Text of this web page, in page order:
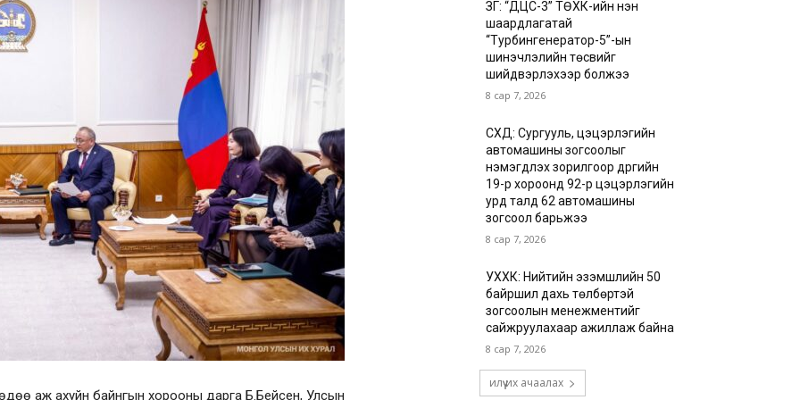
аж ахуйн байнгын хорооны дарга Б.Бейсен, Улсын
ЗГ: “ДЦС-3” ТӨХК-ийн нэн
шаардлагатай
“Турбингенератор-5”-ын
шинэчлэлийн төсвийг
шийдвэрлэхээр болжээ
8 сар 7, 2026
СХД: Сургууль, цэцэрлэгийн
автомашины зогсоолыг
нэмэгдүүлэх зорилгоор дүүргийн
19-р хороонд 92-р цэцэрлэгийн
урд талд 62 автомашины
зогсоол барьжээ
8 сар 7, 2026
УХХК: Нийтийн эзэмшлийн 50
байршил дахь төлбөртэй
зогсоолын менежментийг
сайжруулахаар ажиллаж байна
8 сар 7, 2026
илүү их ачаалах